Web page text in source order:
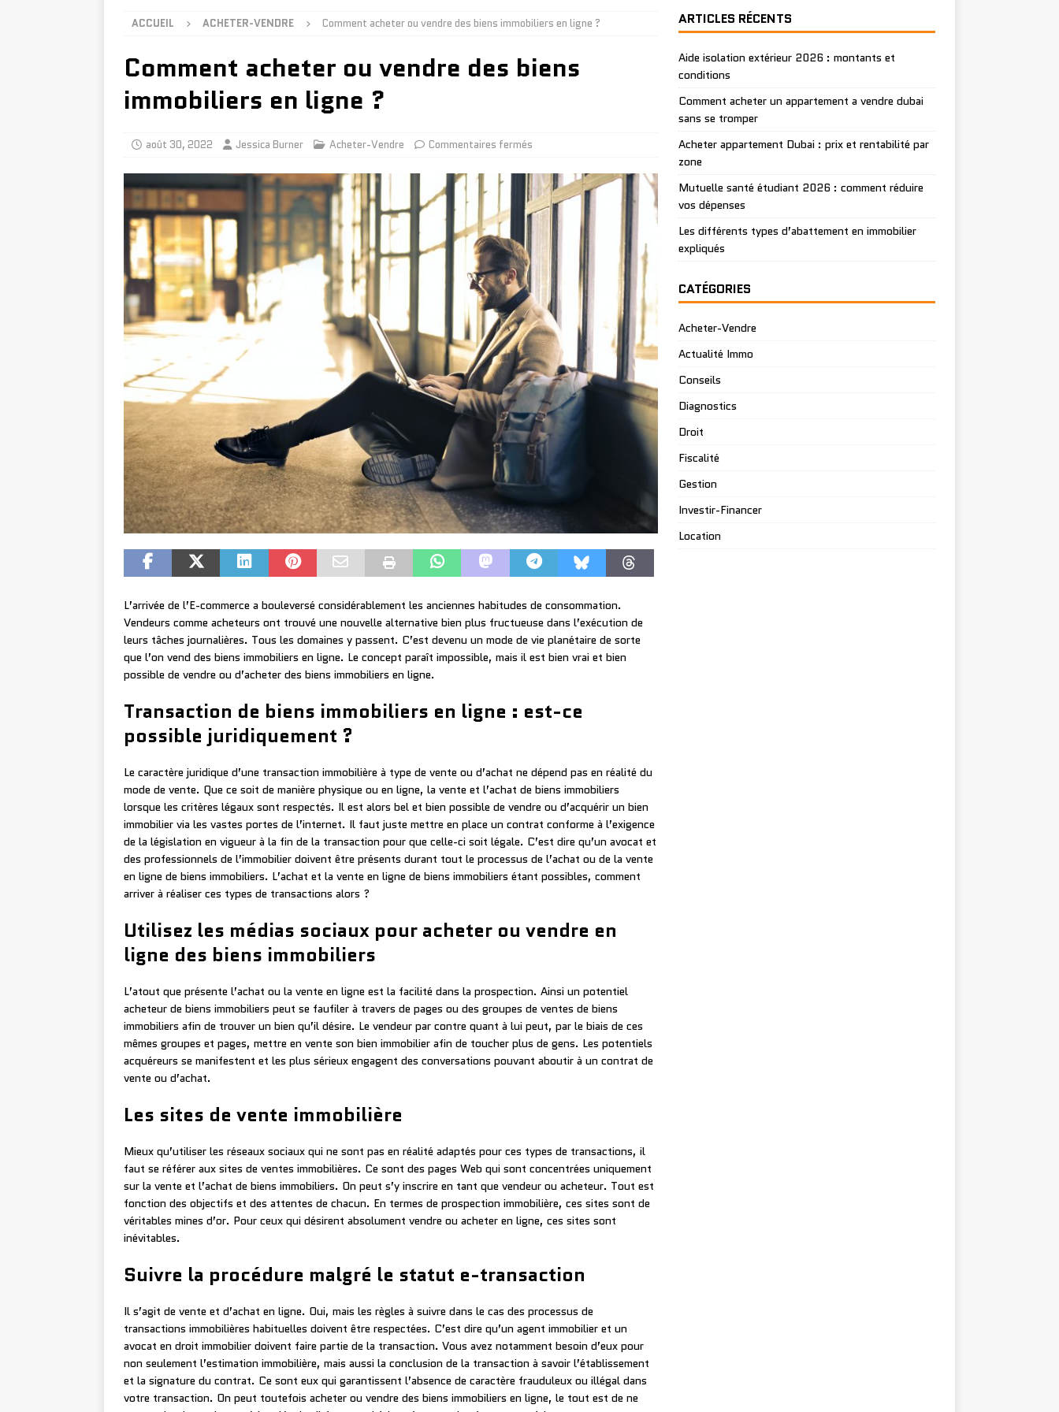
ACCUEIL ACHETER-VENDRE Comment acheter ou vendre des biens immobiliers en ligne ?
Comment acheter ou vendre des biens
immobiliers en ligne ?
août 30, 2022 Jessica Burner Acheter-Vendre Commentaires fermés
L’arrivée de l’E-commerce a bouleversé considérablement les anciennes habitudes de consommation.
Vendeurs comme acheteurs ont trouvé une nouvelle alternative bien plus fructueuse dans l’exécution de
leurs tâches journalières. Tous les domaines y passent. C’est devenu un mode de vie planétaire de sorte
que l’on vend des biens immobiliers en ligne. Le concept paraît impossible, mais il est bien vrai et bien
possible de vendre ou d’acheter des biens immobiliers en ligne.
Transaction de biens immobiliers en ligne : est-ce
possible juridiquement ?
Le caractère juridique d’une transaction immobilière à type de vente ou d’achat ne dépend pas en réalité du
mode de vente. Que ce soit de manière physique ou en ligne, la vente et l’achat de biens immobiliers
lorsque les critères légaux sont respectés. Il est alors bel et bien possible de vendre ou d’acquérir un bien
immobilier via les vastes portes de l’internet. Il faut juste mettre en place un contrat conforme à l’exigence
de la législation en vigueur à la fin de la transaction pour que celle-ci soit légale. C’est dire qu’un avocat et
des professionnels de l’immobilier doivent être présents durant tout le processus de l’achat ou de la vente
en ligne de biens immobiliers. L’achat et la vente en ligne de biens immobiliers étant possibles, comment
arriver à réaliser ces types de transactions alors ?
Utilisez les médias sociaux pour acheter ou vendre en
ligne des biens immobiliers
L’atout que présente l’achat ou la vente en ligne est la facilité dans la prospection. Ainsi un potentiel
acheteur de biens immobiliers peut se faufiler à travers de pages ou des groupes de ventes de biens
immobiliers afin de trouver un bien qu’il désire. Le vendeur par contre quant à lui peut, par le biais de ces
mêmes groupes et pages, mettre en vente son bien immobilier afin de toucher plus de gens. Les potentiels
acquéreurs se manifestent et les plus sérieux engagent des conversations pouvant aboutir à un contrat de
vente ou d’achat.
Les sites de vente immobilière
Mieux qu’utiliser les réseaux sociaux qui ne sont pas en réalité adaptés pour ces types de transactions, il
faut se référer aux sites de ventes immobilières. Ce sont des pages Web qui sont concentrées uniquement
sur la vente et l’achat de biens immobiliers. On peut s’y inscrire en tant que vendeur ou acheteur. Tout est
fonction des objectifs et des attentes de chacun. En termes de prospection immobilière, ces sites sont de
véritables mines d’or. Pour ceux qui désirent absolument vendre ou acheter en ligne, ces sites sont
inévitables.
Suivre la procédure malgré le statut e-transaction
Il s’agit de vente et d’achat en ligne. Oui, mais les règles à suivre dans le cas des processus de
transactions immobilières habituelles doivent être respectées. C’est dire qu’un agent immobilier et un
avocat en droit immobilier doivent faire partie de la transaction. Vous avez notamment besoin d’eux pour
non seulement l’estimation immobilière, mais aussi la conclusion de la transaction à savoir l’établissement
et la signature du contrat. Ce sont eux qui garantissent l’absence de caractère frauduleux ou illégal dans
votre transaction. On peut toutefois acheter ou vendre des biens immobiliers en ligne, le tout est de ne
ARTICLES RÉCENTS
Aide isolation extérieur 2026 : montants et
conditions
Comment acheter un appartement a vendre dubai
sans se tromper
Acheter appartement Dubai : prix et rentabilité par
zone
Mutuelle santé étudiant 2026 : comment réduire
vos dépenses
Les différents types d’abattement en immobilier
expliqués
CATÉGORIES
Acheter-Vendre
Actualité Immo
Conseils
Diagnostics
Droit
Fiscalité
Gestion
Investir-Financer
Location